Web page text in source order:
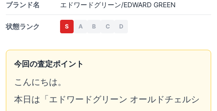
ブランド名 エドワードグリーン/EDWARD GREEN
状態ランク S A B C D
今回の査定ポイント
こんにちは。
本日は「エドワードグリーン オールドチェルシ